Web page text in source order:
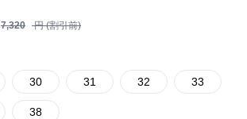
7,320 円 (割引前)
30 31 32 33
38